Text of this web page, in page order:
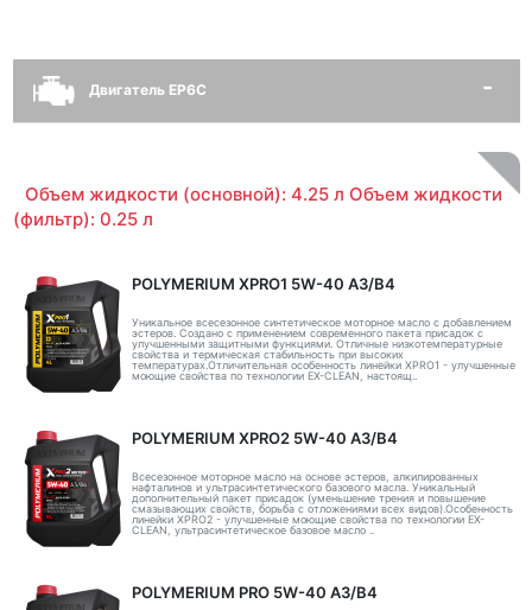
Двигатель EP6C
Объем жидкости (основной): 4.25 л Объем жидкости
(фильтр): 0.25 л
POLYMERIUM XPRO1 5W-40 A3/B4
Уникальное всесезонное синтетическое моторное масло с добавлением
эстеров. Создано с применением современного пакета присадок с
улучшенными защитными функциями. Отличные низкотемпературные
свойства и термическая стабильность при высоких
температурах.Отличительная особенность линейки XPRO1 - улучшенные
моющие свойства по технологии EX-CLEAN, настоящ..
POLYMERIUM XPRO2 5W-40 A3/B4
Всесезонное моторное масло на основе эстеров, алкилированных
нафталинов и ультрасинтетического базового масла. Уникальный
дополнительный пакет присадок (уменьшение трения и повышение
смазывающих свойств, борьба с отложениями всех видов).Особенность
линейки XPRO2 - улучшенные моющие свойства по технологии EX-
CLEAN, ультрасинтетическое базовое масло ..
POLYMERIUM PRO 5W-40 A3/B4